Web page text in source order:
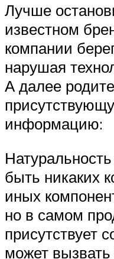
Лучше
известном
компании
нарушая
А далее
информацию:
быть никаких
иных
но в самом
присутствует
может вызвать